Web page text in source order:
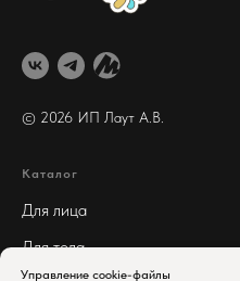
© 2026 ИП Лаут А .В.
Каталог
Для лица
Для тела
Управление cookie-файлы